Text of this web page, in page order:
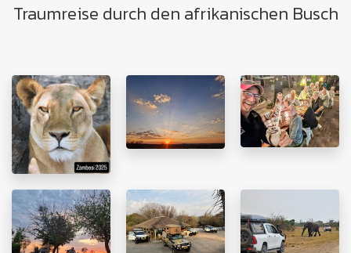
Traumreise durch den afrikanischen Busch